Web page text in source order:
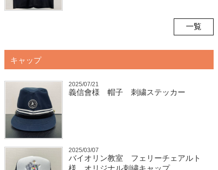
一覧
キャップ
2025/07/21
義信會様 帽子 刺繍ステッカー
2025/03/07
バイオリン教室 フェリーチェアルト